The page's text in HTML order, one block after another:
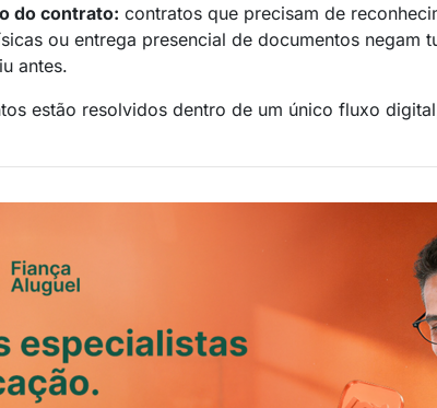
do contrato: contratos que precisam de
ou entrega presencial de documentos negam
antes.
estão resolvidos dentro de um único fluxo